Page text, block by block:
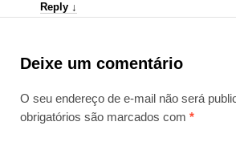
Reply ↓
Deixe um comentário
O seu endereço de e-mail não será
obrigatórios são marcados com *